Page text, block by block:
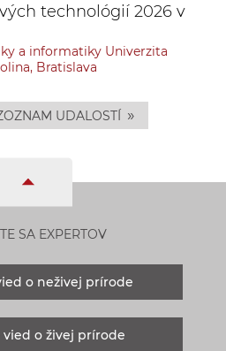
technológií 2026 v
a informatiky Univerzita
Bratislava
UDALOSTÍ »
SA EXPERTOV
o neživej prírode
o živej prírode